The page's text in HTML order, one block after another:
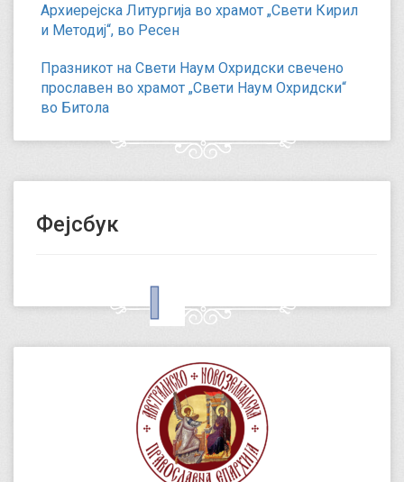
Архиерејска Литургија во храмот „Свети Кирил
и Методиј“, во Ресен
Празникот на Свети Наум Охридски свечено
прославен во храмот „Свети Наум Охридски“
во Битола
Фејсбук